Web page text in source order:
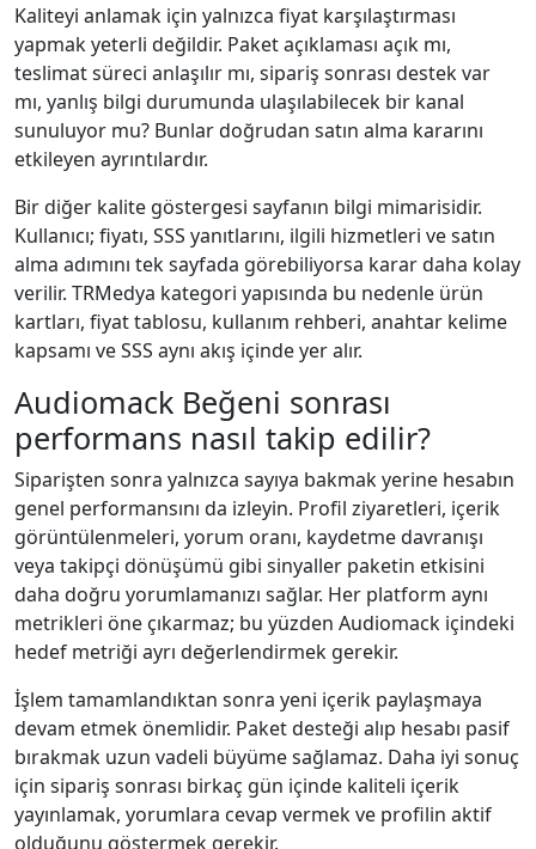
Kaliteyi anlamak için yalnızca fiyat karşılaştırması
yapmak yeterli değildir. Paket açıklaması açık mı,
teslimat süreci anlaşılır mı, sipariş sonrası destek var
mı, yanlış bilgi durumunda ulaşılabilecek bir kanal
sunuluyor mu? Bunlar doğrudan satın alma kararını
etkileyen ayrıntılardır.
Bir diğer kalite göstergesi sayfanın bilgi mimarisidir.
Kullanıcı; fiyatı, SSS yanıtlarını, ilgili hizmetleri ve satın
alma adımını tek sayfada görebiliyorsa karar daha kolay
verilir. TRMedya kategori yapısında bu nedenle ürün
kartları, fiyat tablosu, kullanım rehberi, anahtar kelime
kapsamı ve SSS aynı akış içinde yer alır.
Audiomack Beğeni sonrası
performans nasıl takip edilir?
Siparişten sonra yalnızca sayıya bakmak yerine hesabın
genel performansını da izleyin. Profil ziyaretleri, içerik
görüntülenmeleri, yorum oranı, kaydetme davranışı
veya takipçi dönüşümü gibi sinyaller paketin etkisini
daha doğru yorumlamanızı sağlar. Her platform aynı
metrikleri öne çıkarmaz; bu yüzden Audiomack içindeki
hedef metriği ayrı değerlendirmek gerekir.
İşlem tamamlandıktan sonra yeni içerik paylaşmaya
devam etmek önemlidir. Paket desteği alıp hesabı pasif
bırakmak uzun vadeli büyüme sağlamaz. Daha iyi sonuç
için sipariş sonrası birkaç gün içinde kaliteli içerik
yayınlamak, yorumlara cevap vermek ve profilin aktif
olduğunu göstermek gerekir.